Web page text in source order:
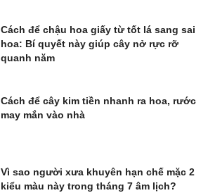
Cách để chậu hoa giấy từ tốt lá sang sai
hoa: Bí quyết này giúp cây nở rực rỡ
quanh năm
Cách để cây kim tiền nhanh ra hoa, rước
may mắn vào nhà
Vì sao người xưa khuyên hạn chế mặc 2
kiểu màu này trong tháng 7 âm lịch?